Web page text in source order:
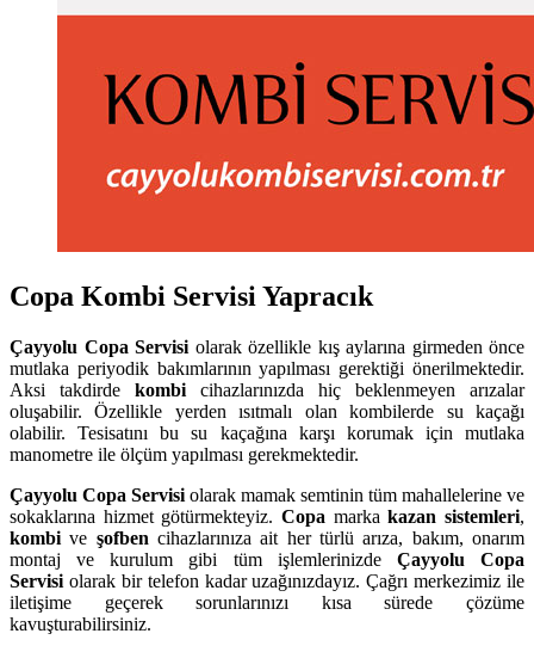
Copa Kombi Servisi Yapracık
Çayyolu Copa Servisi olarak özellikle kış aylarına girmeden önce
mutlaka periyodik bakımlarının yapılması gerektiği önerilmektedir.
Aksi takdirde kombi cihazlarınızda hiç beklenmeyen arızalar
oluşabilir. Özellikle yerden ısıtmalı olan kombilerde su kaçağı
olabilir. Tesisatını bu su kaçağına karşı korumak için mutlaka
manometre ile ölçüm yapılması gerekmektedir.
Çayyolu Copa Servisi olarak mamak semtinin tüm mahallelerine ve
sokaklarına hizmet götürmekteyiz. Copa markakazan sistemleri,
kombive şofben cihazlarınıza ait her türlü arıza, bakım, onarım
montaj ve kurulum gibi tüm işlemlerinizde ÇayyoluCopa
Servisi olarak bir telefon kadar uzağınızdayız. Çağrı merkezimiz ile
iletişime geçerek sorunlarınızı kısa sürede çözüme
kavuşturabilirsiniz.